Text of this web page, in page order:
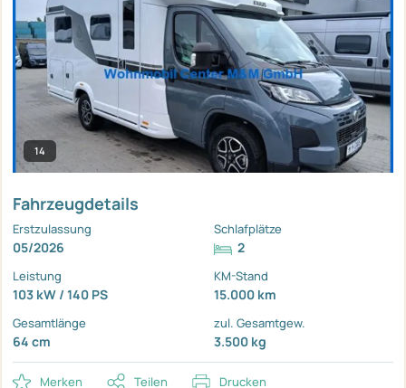
14
Fahrzeugdetails
Erstzulassung
05/2026
Schlafplätze
2
Leistung
103 kW / 140 PS
KM-Stand
15.000 km
Gesamtlänge
64 cm
zul. Gesamtgew.
3.500 kg
Merken Teilen Drucken